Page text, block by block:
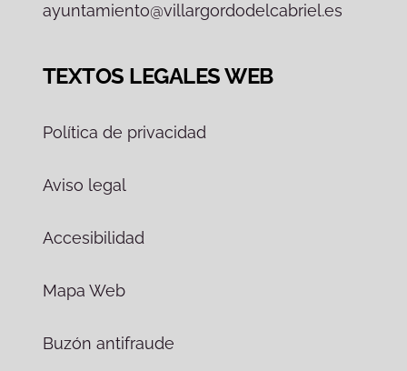
ayuntamiento@villargordodelcabriel.es
TEXTOS LEGALES WEB
Política de privacidad
Aviso legal
Accesibilidad
Mapa Web
Buzón antifraude